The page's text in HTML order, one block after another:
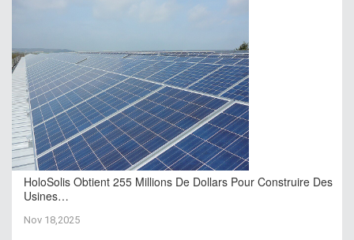
HoloSolis Obtient 255 Millions De Dollars Pour Construire Des
Usines…
Nov 18,2025